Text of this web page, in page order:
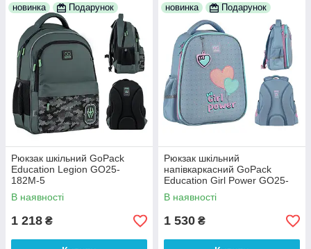
новинка Подарунок
Рюкзак шкільний GoPack
Education Legion GO25-
182M-5
В наявності
1 218 ₴
новинка Подарунок
Рюкзак шкільний
напівкаркасний GoPack
Education Girl Power GO25-
165M-1
В наявності
1 530 ₴